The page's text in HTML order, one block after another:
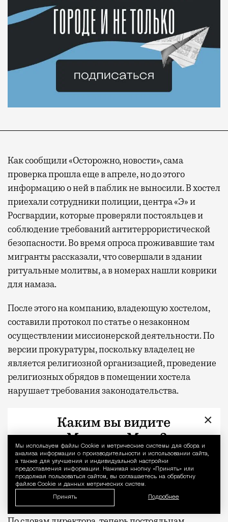
Уведомление
Мы используем файлы Сookie и метрические системы для сбора и
анализа информации о производительности и использовании сайта,
а также для улучшения и индивидуальной настройки
предоставления информации. Нажимая кнопку «Принять» или
продолжая пользоваться сайтом, вы соглашаетесь на обработку
файлов Cookie и данных метрических систем.
Принять Подробнее
Как сообщили «Осторожно, новости», сама
проверка прошла еще в апреле, но до этого
информацию о ней в паблик не выносили. В хостел
приехали сотрудники полиции, центра «Э» и
Росгвардии, которые проверяли постояльцев и
соблюдение требований антитеррористической
безопасности. Во время опроса проживавшие там
мигранты рассказали, что совершали в здании
ритуальные молитвы, а в номерах нашли коврики
для намаза.
После этого на компанию, владеющую хостелом,
составили протокол по статье о незаконном
осуществлении миссионерской деятельности. По
версии прокуратуры, поскольку владелец не
является религиозной организацией, проведение
религиозных обрядов в помещении хостела
нарушает требования законодательства.
Директор хостела Георгий рассказал изданию, что,
как ему объяснили, для организации места для
молитвы необходимо оборудовать специальное
помещение и оформить соответствующее
разрешение. Суд признал компанию виновной и
назначил штраф в размере 100 тыс. рублей.
Обжаловать решение владельцы не собираются.
×